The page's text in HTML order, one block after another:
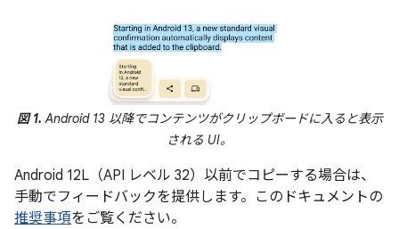
図 1. Android 13 以降でコンテンツがクリップボードに入ると表示
される UI。
Android 12L（API レベル 32）以前でコピーする場合は、
手動でフィードバックを提供します。このドキュメントの
推奨事項をご覧ください。